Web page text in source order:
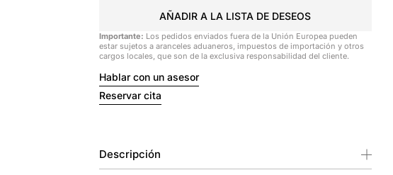
AÑADIR A LA LISTA DE DESEOS
Importante: Los pedidos enviados fuera de la Unión Europea pueden
estar sujetos a aranceles aduaneros, impuestos de importación y otros
cargos locales, que son de la exclusiva responsabilidad del cliente.
Hablar con un asesor
Reservar cita
Descripción